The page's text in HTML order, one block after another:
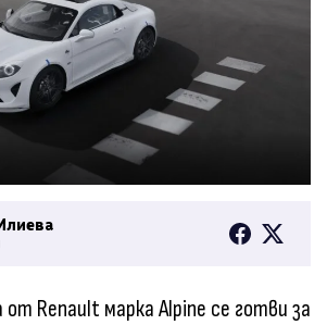
Renault марка Alpine се готви за